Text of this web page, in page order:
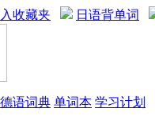
收藏夹 日语背单词
德语词典 单词本 学习计划